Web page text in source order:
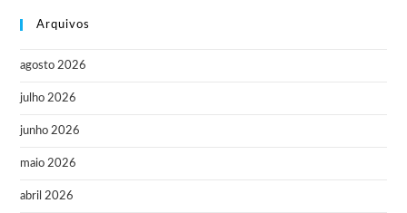
Arquivos
agosto 2026
julho 2026
junho 2026
maio 2026
abril 2026